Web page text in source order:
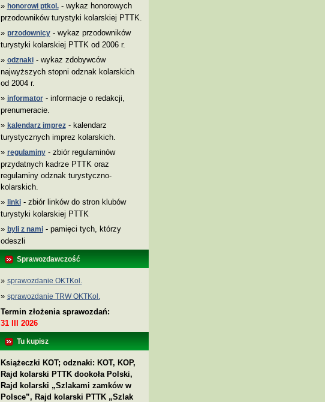
» honorowi ptkol.- wykaz honorowych
przodowników turystyki kolarskiej PTTK.
» przodownicy- wykaz przodowników
turystyki kolarskiej PTTK od 2006 r.
» odznaki- wykaz zdobywców
najwyższych stopni odznak kolarskich
od 2004 r.
» informator- informacje o redakcji,
prenumeracie.
» kalendarz imprez- kalendarz
turystycznych imprez kolarskich.
» regulaminy- zbiór regulaminów
przydatnych kadrze PTTK oraz
regulaminy odznak turystyczno-
kolarskich.
» linki- zbiór linków do stron klubów
turystyki kolarskiej PTTK
» byli z nami- pamięci tych, którzy
odeszli
Sprawozdawczość
» sprawozdanie OKTKol.
» sprawozdanie TRW OKTKol.
Termin złożenia sprawozdań:
31 III 2026
Tu kupisz
Książeczki KOT; odznaki: KOT, KOP,
Rajd kolarski PTTK dookoła Polski,
Rajd kolarski „Szlakami zamków w
Polsce”, Rajd kolarski PTTK „Szlak